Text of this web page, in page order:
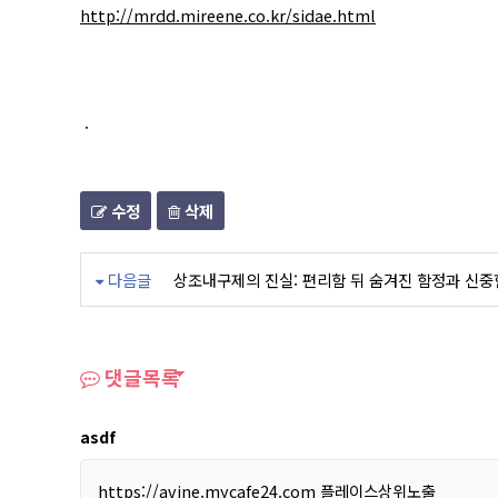
http://mrdd.mireene.co.kr/sidae.html
.
수정 삭제
다음글 상조내구제의 진실: 편리함 뒤 숨겨진 함정과 신
댓글목록
asdf
https://avine.mycafe24.com 플레이스상위노출